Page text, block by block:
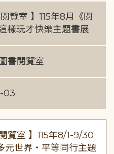
覽室 】115年8月《閱
樣玩才快樂主題書展
書閱覽室
03
覽室 】115年8/1-9/30
元世界・平等同行主題